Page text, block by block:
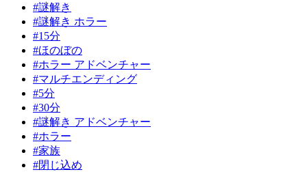
#謎解き
#謎解き ホラー
#15分
#ほのぼの
#ホラー アドベンチャー
#マルチエンディング
#5分
#30分
#謎解き アドベンチャー
#ホラー
#家族
#閉じ込め